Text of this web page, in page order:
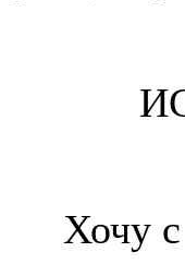
Хочу